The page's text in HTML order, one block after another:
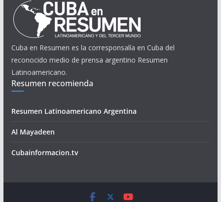
Cuba en Resumen es la corresponsalía en Cuba del
reconocido medio de prensa argentino Resumen
Latinoamericano.
Resumen recomienda
Resumen Latinoamericano Argentina
Al Mayadeen
Cubainformacion.tv